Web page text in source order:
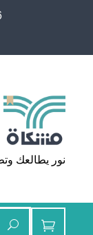
نور يطالعك